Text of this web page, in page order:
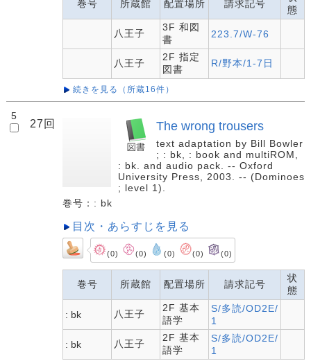
巻号 所蔵館 配置場所 請求記号
態
八王子
3F 和図
書
223.7/W-76
八王子
2F 指定
図書
R/野本/1-7日
続きを見る（所蔵16件）
5
27回 The wrong trousers
text adaptation by Bill Bowler
; : bk, : book and multiROM,
: bk. and audio pack. -- Oxford
University Press, 2003. -- (Dominoes
; level 1).
巻号：: bk
目次・あらすじを見る
(0) (0) (0) (0) (0)
巻号 所蔵館 配置場所 請求記号
状
態
: bk 八王子
2F 基本
語学
S/多読/OD2E/
1
: bk 八王子
2F 基本
語学
S/多読/OD2E/
1